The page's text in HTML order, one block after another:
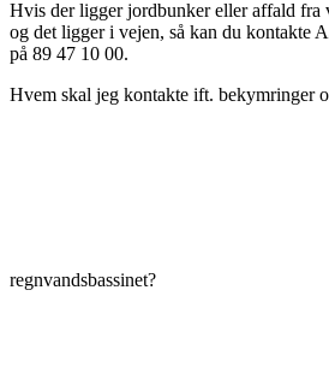
Hvis der ligger jordbunker eller affald fra
og det ligger i vejen, så kan du kontakte
på 89 47 10 00.
Hvem skal jeg kontakte ift. bekymringer
regnvandsbassinet?